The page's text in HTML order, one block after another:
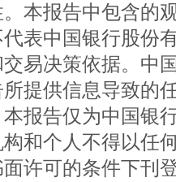
本报告中包含的
表中国银行股份
易决策依据。中
提供信息导致的
报告仅为中国银
和个人不得以任
许可的条件下刊